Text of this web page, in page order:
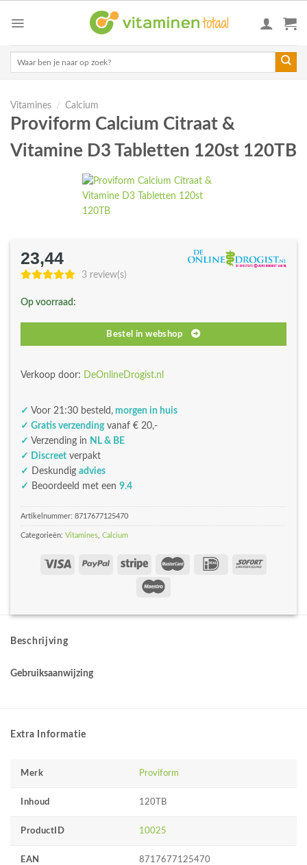
Vitamines / Calcium
Proviform Calcium Citraat &
Vitamine D3 Tabletten 120st 120TB
23,44
3 review(s)
Op voorraad:
Bestel in webshop
Verkoop door: DeOnlineDrogist.nl
✓ Voor 21:30 besteld, morgen in huis
✓ Gratis verzendingvanaf € 20,-
✓ Verzending in NL & BE
✓ Discreet verpakt
✓
Deskundig advies
✓ Beoordeeld met een 9.4
Artikelnummer: 8717677125470
Categorieën: Vitamines Calcium
Beschrijving
Gebruiksaanwijzing
Extra Informatie
Merk Proviform
Inhoud 120TB
ProductID 10025
EAN 8717677125470